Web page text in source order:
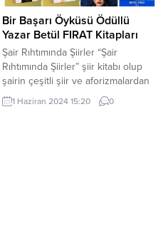
Bir Başarı Öyküsü Ödüllü
Yazar Betül FIRAT Kitapları
Şair Rıhtımında Şiirler “Şair
Rıhtımında Şiirler” şiir kitabı olup
şairin çeşitli şiir ve aforizmalardan
oluşmakta. Şarkı yapılmış ve
seslendirilmiş şiir ve şarkı
1 Haziran 2024 15:20 0